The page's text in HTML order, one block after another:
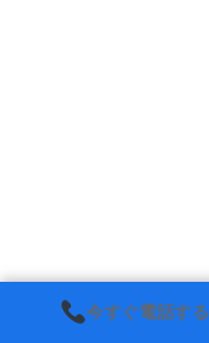
今すぐ電話する